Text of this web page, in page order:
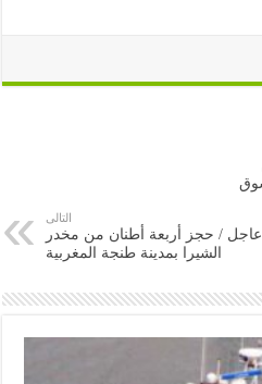
حجز أربعة أطنان من مخدر
الشيرا بمدينة طنجة المغربية